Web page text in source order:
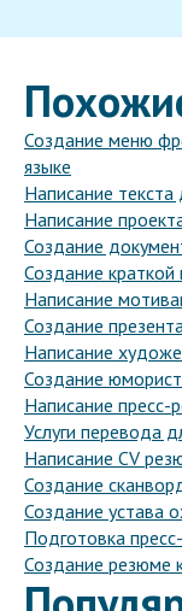
Создание меню
языке
Написание
Написание
Создание
Создание
Написание
Создание
Написание
Создание
Написание
Услуги перевода
Написание CV
Создание
Создание устава
Подготовка
Создание резюме